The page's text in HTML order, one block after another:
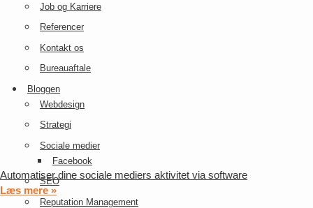
Job og Karriere
Referencer
Kontakt os
Bureauaftale
Bloggen
Webdesign
Strategi
Sociale medier
Facebook
SEO
Reputation Management
Automatiser dine sociale mediers aktivitet via software
Læs mere »